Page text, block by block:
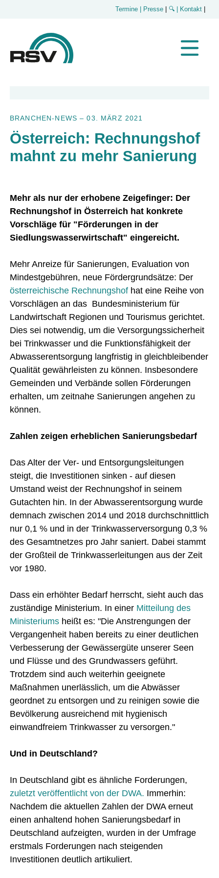
Termine | Presse 🔍 | Kontakt
BRANCHEN-NEWS –03. MÄRZ 2021
Österreich: Rechnungshof
mahnt zu mehr Sanierung
Mehr als nur der erhobene Zeigefinger: Der
Rechnungshof in Österreich hat konkrete
Vorschläge für "Förderungen in der
Siedlungswasserwirtschaft" eingereicht.
Mehr Anreize für Sanierungen, Evaluation von
Mindestgebühren, neue Fördergrundsätze: Der
österreichische Rechnungshof hat eine Reihe von
Vorschlägen an das Bundesministerium für
Landwirtschaft Regionen und Tourismus gerichtet.
Dies sei notwendig, um die Versorgungssicherheit
bei Trinkwasser und die Funktionsfähigkeit der
Abwasserentsorgung langfristig in gleichbleibender
Qualität gewährleisten zu können. Insbesondere
Gemeinden und Verbände sollen Förderungen
erhalten, um zeitnahe Sanierungen angehen zu
können.
Zahlen zeigen erheblichen Sanierungsbedarf
Das Alter der Ver- und Entsorgungsleitungen
steigt, die Investitionen sinken - auf diesen
Umstand weist der Rechnungshof in seinem
Gutachten hin. In der Abwasserentsorgung wurde
demnach zwischen 2014 und 2018 durchschnittlich
nur 0,1 % und in der Trinkwasserversorgung 0,3 %
des Gesamtnetzes pro Jahr saniert. Dabei stammt
der Großteil de Trinkwasserleitungen aus der Zeit
vor 1980.
Dass ein erhöhter Bedarf herrscht, sieht auch das
zuständige Ministerium. In einer Mitteilung des
Ministeriums heißt es: "Die Anstrengungen der
Vergangenheit haben bereits zu einer deutlichen
Verbesserung der Gewässergüte unserer Seen
und Flüsse und des Grundwassers geführt.
Trotzdem sind auch weiterhin geeignete
Maßnahmen unerlässlich, um die Abwässer
geordnet zu entsorgen und zu reinigen sowie die
Bevölkerung ausreichend mit hygienisch
einwandfreiem Trinkwasser zu versorgen."
Und in Deutschland?
In Deutschland gibt es ähnliche Forderungen,
zuletzt veröffentlicht von der DWA. Immerhin:
Nachdem die aktuellen Zahlen der DWA erneut
einen anhaltend hohen Sanierungsbedarf in
Deutschland aufzeigten, wurden in der Umfrage
erstmals Forderungen nach steigenden
Investitionen deutlich artikuliert.